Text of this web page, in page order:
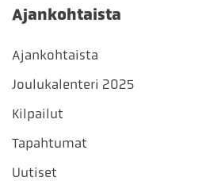
Ajankohtaista
Ajankohtaista
Joulukalenteri 2025
Kilpailut
Tapahtumat
Uutiset